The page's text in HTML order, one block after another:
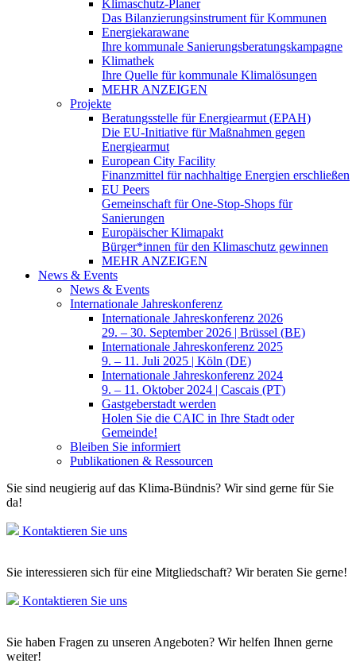
Klimaschutz-Planer
Das Bilanzierungsinstrument für Kommunen
Energiekarawane
Ihre kommunale Sanierungsberatungskampagne
Klimathek
Ihre Quelle für kommunale Klimalösungen
MEHR ANZEIGEN
Projekte
Beratungsstelle für Energiearmut (EPAH)
Die EU-Initiative für Maßnahmen gegen
Energiearmut
European City Facility
Finanzmittel für nachhaltige Energien erschließen
EU Peers
Gemeinschaft für One-Stop-Shops für
Sanierungen
Europäischer Klimapakt
Bürger*innen für den Klimaschutz gewinnen
MEHR ANZEIGEN
News & Events
News & Events
Internationale Jahreskonferenz
Internationale Jahreskonferenz 2026
29. – 30. September 2026 | Brüssel (BE)
Internationale Jahreskonferenz 2025
9. – 11. Juli 2025 | Köln (DE)
Internationale Jahreskonferenz 2024
9. – 11. Oktober 2024 | Cascais (PT)
Gastgeberstadt werden
Holen Sie die CAIC in Ihre Stadt oder
Gemeinde!
Bleiben Sie informiert
Publikationen & Ressourcen
Sie sind neugierig auf das Klima-Bündnis? Wir sind gerne für Sie
da!
Kontaktieren Sie uns
Sie interessieren sich für eine Mitgliedschaft? Wir beraten Sie gerne!
Kontaktieren Sie uns
Sie haben Fragen zu unseren Angeboten? Wir helfen Ihnen gerne
weiter!